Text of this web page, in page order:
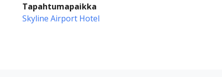
Tapahtumapaikka
Skyline Airport Hotel